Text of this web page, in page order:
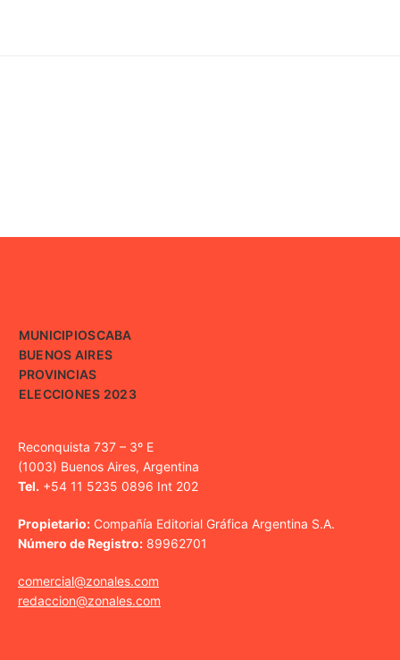
MUNICIPIOSCABA
BUENOS AIRES
PROVINCIAS
ELECCIONES 2023
Reconquista 737 – 3º E
(1003) Buenos Aires, Argentina
Tel. +54 11 5235 0896 Int 202
Propietario: Compañía Editorial Gráfica Argentina S.A.
Número de Registro: 89962701
comercial@zonales.com
redaccion@zonales.com